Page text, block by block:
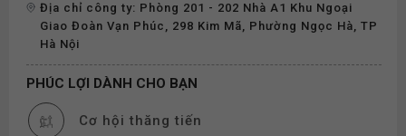
Địa chỉ công ty: Phòng 201 - 202 Nhà A1 Khu Ngoại
Giao Đoàn Vạn Phúc, 298 Kim Mã, Phường Ngọc Hà, TP
Hà Nội
PHÚC LỢI DÀNH CHO BẠN
Cơ hội thăng tiến